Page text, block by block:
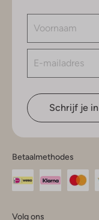
Schrijf je in
Betaalmethodes
Volg ons